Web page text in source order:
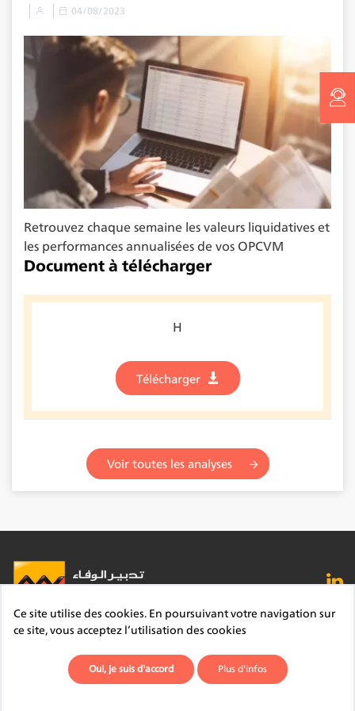
04/08/2023
Retrouvez chaque semaine les valeurs liquidatives et
les performances annualisées de vos OPCVM
Document à télécharger
H
Télécharger
Voir toutes les analyses
FAQ Lexique Contact
Mentions légales
Site du Groupe
Plan du site Déontologie
Ce site utilise des cookies. En poursuivant votre navigation sur
ce site, vous acceptez l’utilisation des cookies
Oui, je suis d'accord Plus d'infos